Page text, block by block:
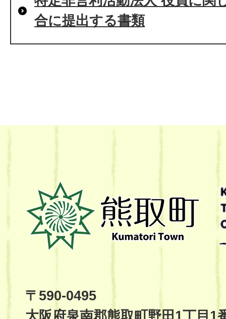
合に提出する書類
熊
取
町
Kumatori
Site
〒590-0495
大阪府泉南郡熊取町野田1丁目1